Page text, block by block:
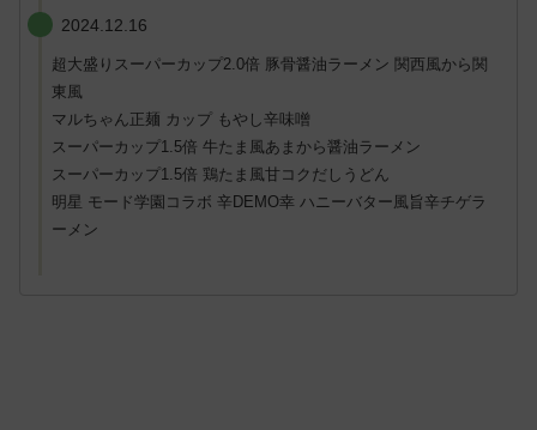
2024.12.16
超大盛りスーパーカップ2.0倍 豚骨醤油ラーメン 関西風から関
東風
マルちゃん正麺 カップ もやし辛味噌
スーパーカップ1.5倍 牛たま風あまから醤油ラーメン
スーパーカップ1.5倍 鶏たま風甘コクだしうどん
明星 モード学園コラボ 辛DEMO幸 ハニーバター風旨辛チゲラ
ーメン